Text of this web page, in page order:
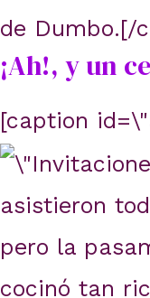
de Dumbo.[/
¡Ah!, y un
[caption
asistieron
pero la
cocinó tan